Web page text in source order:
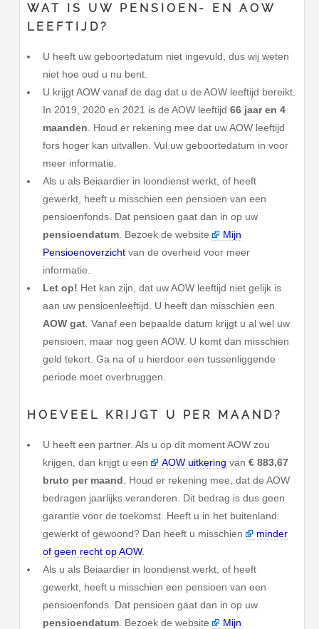
WAT IS UW PENSIOEN- EN AOW
LEEFTIJD?
U heeft uw geboortedatum niet ingevuld, dus wij weten
niet hoe oud u nu bent.
U krijgt AOW vanaf de dag dat u de AOW leeftijd bereikt.
In 2019, 2020 en 2021 is de AOW leeftijd 66 jaar en 4
maanden . Houd er rekening mee dat uw AOW leeftijd
fors hoger kan uitvallen. Vul uw geboortedatum in voor
meer informatie.
Als u als Beiaardier in loondienst werkt, of heeft
gewerkt, heeft u misschien een pensioen van een
pensioenfonds. Dat pensioen gaat dan in op uw
pensioendatum. Bezoek de website
Mijn
Pensioenoverzichtvan de overheid voor meer
informatie.
Let op! Het kan zijn, dat uw AOW leeftijd niet gelijk is
aan uw pensioenleeftijd. U heeft dan misschien een
AOW gat. Vanaf een bepaalde datum krijgt u al wel uw
pensioen, maar nog geen AOW. U komt dan misschien
geld tekort. Ga na of u hierdoor een tussenliggende
periode moet overbruggen.
HOEVEEL KRIJGT U PER MAAND?
U heeft een partner. Als u op dit moment AOW zou
krijgen, dan krijgt u een
AOW uitkering van € 883,67
bruto per maand. Houd er rekening mee, dat de AOW
bedragen jaarlijks veranderen. Dit bedrag is dus geen
garantie voor de toekomst. Heeft u in het buitenland
gewerkt of gewoond? Dan heeft u misschien
minder
of geen recht op AOW.
Als u als Beiaardier in loondienst werkt, of heeft
gewerkt, heeft u misschien een pensioen van een
pensioenfonds. Dat pensioen gaat dan in op uw
pensioendatum. Bezoek de website Mijn